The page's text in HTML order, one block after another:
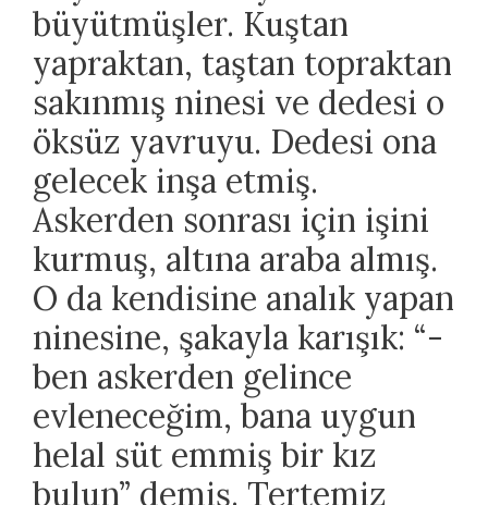
büyütmüşler. Kuştan
yapraktan, taştan topraktan
sakınmış ninesi ve dedesi o
öksüz yavruyu. Dedesi ona
gelecek inşa etmiş.
Askerden sonrası için işini
kurmuş, altına araba almış.
O da kendisine analık yapan
ninesine, şakayla karışık: “-
ben askerden gelince
evleneceğim, bana uygun
helal süt emmiş bir kız
bulun” demiş. Tertemiz